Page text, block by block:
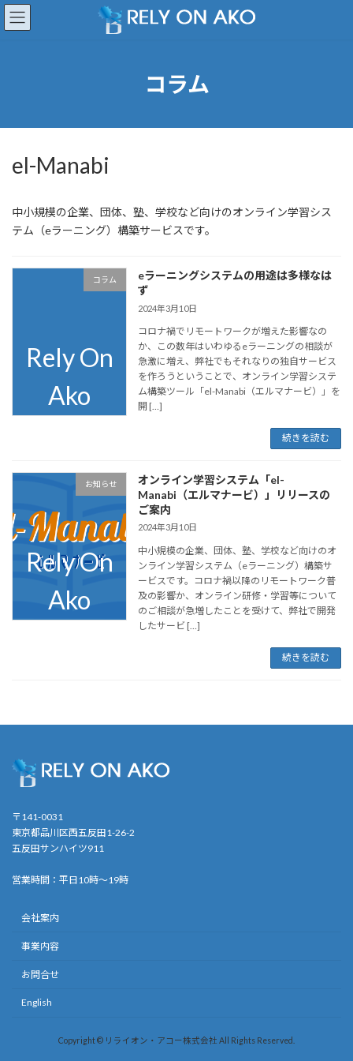
コ
ン
ナ
ビ
コラム
el-Manabi
中小規模の企業、団体、塾、学校など向けのオンライン学習シス
テム（eラーニング）構築サービスです。
コラム
eラーニングシステムの用途は多様なは
ず
2024年3月10日
コロナ禍でリモートワークが増えた影響なの
か、この数年はいわゆるeラーニングの相談が
急激に増え、弊社でもそれなりの独自サービス
を作ろうということで、オンライン学習システ
ム構築ツール「el-Manabi（エルマナービ）」を
開 […]
続きを読む
お知らせ
オンライン学習システム「el-
Manabi（エルマナービ）」リリースの
ご案内
2024年3月10日
中小規模の企業、団体、塾、学校など向けのオ
ンライン学習システム（eラーニング）構築サ
ービスです。コロナ禍以降のリモートワーク普
及の影響か、オンライン研修・学習等について
のご相談が急増したことを受けて、弊社で開発
したサービ […]
続きを読む
〒141-0031
東京都品川区西五反田1-26-2
五反田サンハイツ911
営業時間：平日10時〜19時
会社案内
事業内容
お問合せ
English
Copyright © リライオン・アコー株式会社 All Rights Reserved.